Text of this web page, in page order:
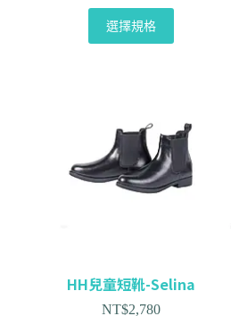
選擇規格
HH兒童短靴-Selina
NT$2,780